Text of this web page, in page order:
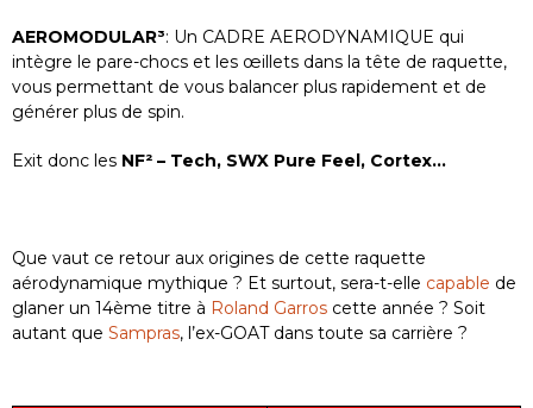
AEROMODULAR³: Un CADRE AERODYNAMIQUE qui
intègre le pare-chocs et les œillets dans la tête de raquette,
vous permettant de vous balancer plus rapidement et de
générer plus de spin.
Exit donc les NF² – Tech, SWX Pure Feel, Cortex…
Que vaut ce retour aux origines de cette raquette
aérodynamique mythique ? Et surtout, sera-t-elle capable de
glaner un 14ème titre à Roland Garros cette année ? Soit
autant que Sampras, l’ex-GOAT dans toute sa carrière ?